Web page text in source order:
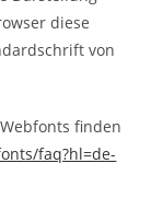
diese
von
finden
faq?hl=de-